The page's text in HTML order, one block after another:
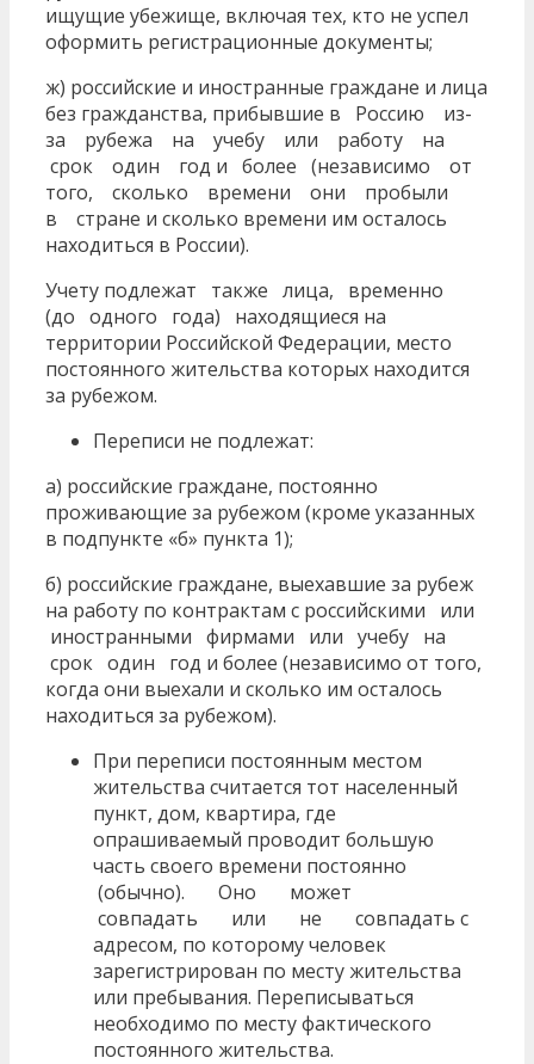
ищущие убежище, включая тех, кто не успел
оформить регистрационные документы;
ж) российские и иностранные граждане и лица
без гражданства, прибывшие в Россию из-
за рубежа на учебу или работу на
срок один год и более (независимо от
того, сколько времени они пробыли
в стране и сколько времени им осталось
находиться в России).
Учету подлежат также лица, временно
(до одного года) находящиеся на
территории Российской Федерации, место
постоянного жительства которых находится
за рубежом.
Переписи не подлежат:
а) российские граждане, постоянно
проживающие за рубежом (кроме указанных
в подпункте «б» пункта 1);
б) российские граждане, выехавшие за рубеж
на работу по контрактам с российскими или
иностранными фирмами или учебу на
срок один год и более (независимо от того,
когда они выехали и сколько им осталось
находиться за рубежом).
При переписи постоянным местом
жительства считается тот населенный
пункт, дом, квартира, где
опрашиваемый проводит большую
часть своего времени постоянно
(обычно). Оно может
совпадать или не совпадать с
адресом, по которому человек
зарегистрирован по месту жительства
или пребывания. Переписываться
необходимо по месту фактического
постоянного жительства.